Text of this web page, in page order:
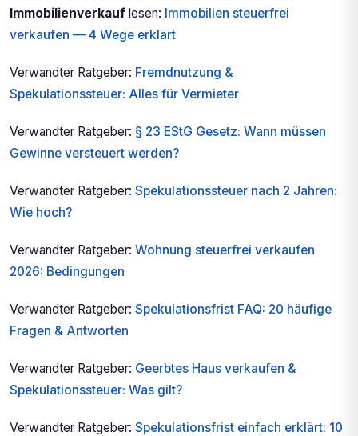
Immobilienverkauf lesen: Immobilien steuerfrei
verkaufen — 4 Wege erklärt
Verwandter Ratgeber: Fremdnutzung &
Spekulationssteuer: Alles für Vermieter
Verwandter Ratgeber: § 23 EStG Gesetz: Wann müssen
Gewinne versteuert werden?
Verwandter Ratgeber: Spekulationssteuer nach 2 Jahren:
Wie hoch?
Verwandter Ratgeber: Wohnung steuerfrei verkaufen
2026: Bedingungen
Verwandter Ratgeber: Spekulationsfrist FAQ: 20 häufige
Fragen & Antworten
Verwandter Ratgeber: Geerbtes Haus verkaufen &
Spekulationssteuer: Was gilt?
Verwandter Ratgeber: Spekulationsfrist einfach erklärt: 10